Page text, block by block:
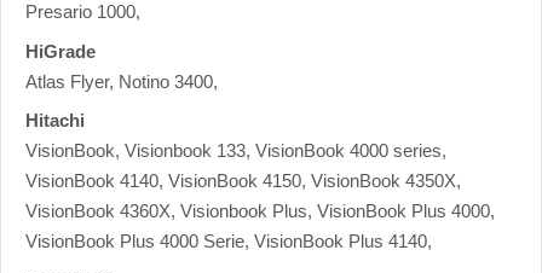
Presario 1000,
HiGrade
Atlas Flyer, Notino 3400,
Hitachi
VisionBook, Visionbook 133, VisionBook 4000 series,
VisionBook 4140, VisionBook 4150, VisionBook 4350X,
VisionBook 4360X, Visionbook Plus, VisionBook Plus 4000,
VisionBook Plus 4000 Serie, VisionBook Plus 4140,